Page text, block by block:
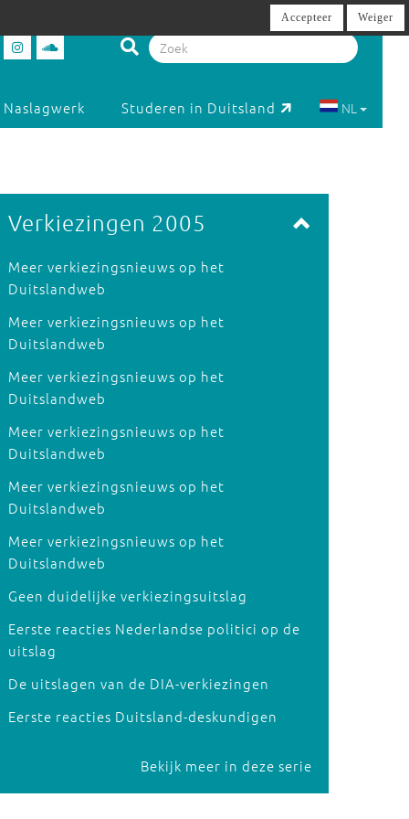
Naslagwerk Studeren in Duitsland NL
Verkiezingen 2005
Meer verkiezingsnieuws op het
Duitslandweb
Meer verkiezingsnieuws op het
Duitslandweb
Meer verkiezingsnieuws op het
Duitslandweb
Meer verkiezingsnieuws op het
Duitslandweb
Meer verkiezingsnieuws op het
Duitslandweb
Meer verkiezingsnieuws op het
Duitslandweb
Geen duidelijke verkiezingsuitslag
Eerste reacties Nederlandse politici op de
uitslag
De uitslagen van de DIA-verkiezingen
Eerste reacties Duitsland-deskundigen
Bekijk meer in deze serie
Accepteer Weiger